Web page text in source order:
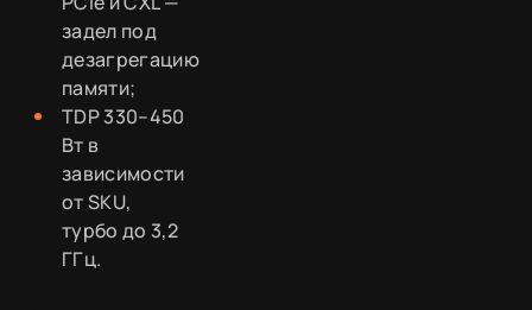
задел под
дезагрегацию
памяти;
TDP 330–450
Вт в
зависимости
от SKU,
турбо до 3,2
ГГц.